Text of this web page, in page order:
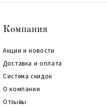
Компания
Акции и новости
Доставка и оплата
Система скидок
О компании
Отзывы